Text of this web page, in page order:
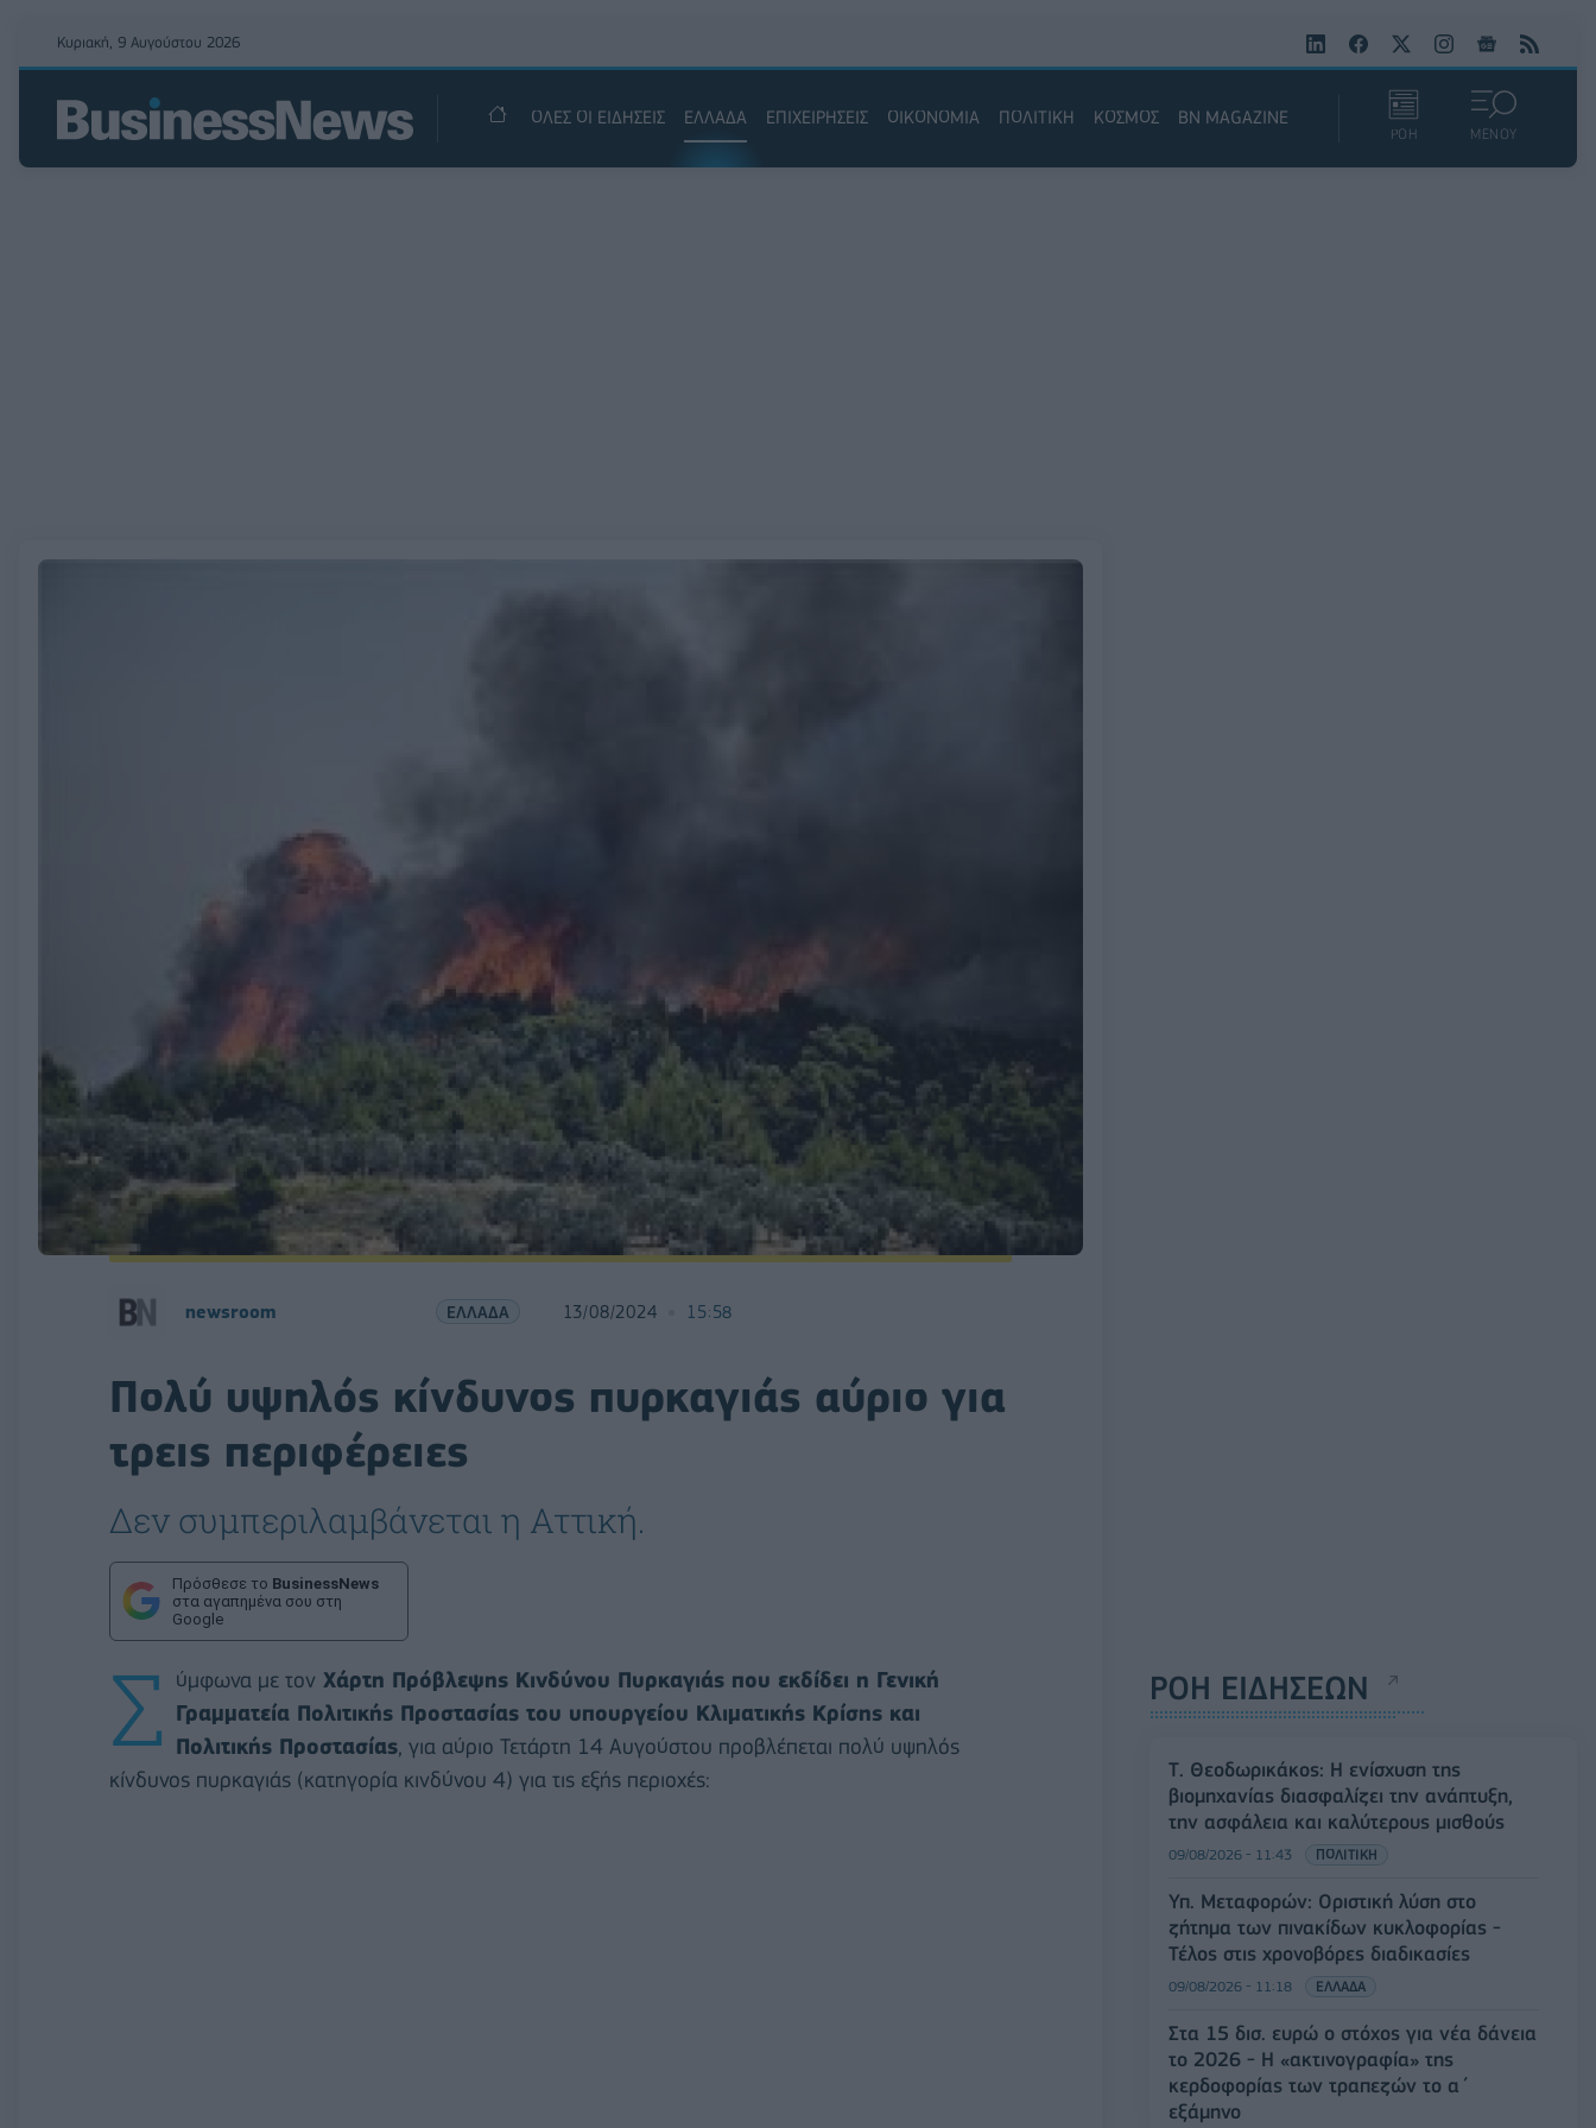
Κυριακή, 9 Αυγούστου 2026
ΟΛΕΣ ΟΙ ΕΙΔΗΣΕΙΣ ΕΛΛΑΔΑ ΕΠΙΧΕΙΡΗΣΕΙΣ ΟΙΚΟΝΟΜΙΑ ΠΟΛΙΤΙΚΗ ΚΟΣΜΟΣ BN MAGAZINE
ΡΟΗ ΜΕΝΟΥ
newsroom ΕΛΛΑΔΑ 13/08/2024 15:58
Πολύ υψηλός κίνδυνος πυρκαγιάς αύριο για
τρεις περιφέρειες
Δεν συμπεριλαμβάνεται η Αττική.
Πρόσθεσε το BusinessNews
στα αγαπημένα σου στη
Google
Σ ύμφωνα με τον Χάρτη Πρόβλεψης Κινδύνου Πυρκαγιάς που εκδίδει η Γενική
Γραμματεία Πολιτικής Προστασίας του υπουργείου Κλιματικής Κρίσης και
Πολιτικής Προστασίας , για αύριο Τετάρτη 14 Αυγούστου προβλέπεται πολύ υψηλός
κίνδυνος πυρκαγιάς (κατηγορία κινδύνου 4) για τις εξής περιοχές:
ΡΟΗ ΕΙΔΗΣΕΩΝ
Τ. Θεοδωρικάκος: Η ενίσχυση της
βιομηχανίας διασφαλίζει την ανάπτυξη,
την ασφάλεια και καλύτερους μισθούς
09/08/2026 - 11:43 ΠΟΛΙΤΙΚΗ
Υπ. Μεταφορών: Οριστική λύση στο
ζήτημα των πινακίδων κυκλοφορίας -
Τέλος στις χρονοβόρες διαδικασίες
09/08/2026 - 11:18 ΕΛΛΑΔΑ
Στα 15 δισ. ευρώ ο στόχος για νέα δάνεια
το 2026 - Η «ακτινογραφία» της
κερδοφορίας των τραπεζών το α΄
εξάμηνο